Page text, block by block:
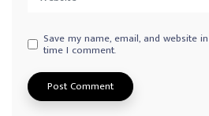
Save my name, email, and website
time I comment.